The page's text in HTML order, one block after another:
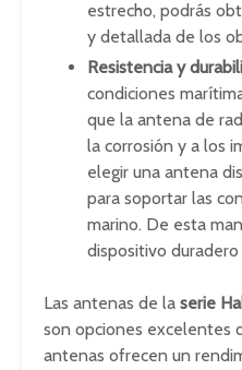
estrecho, podrás
y detallada de los
Resistencia y
condiciones
que la antena de
la corrosión y a los
elegir una antena
para soportar las
marino. De esta
dispositivo
Las antenas de la serie
son opciones excelentes
antenas ofrecen un